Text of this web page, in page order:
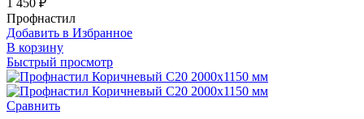
1 450 ₽
Профнастил
Добавить в Избранное
В корзину
Быстрый просмотр
Сравнить